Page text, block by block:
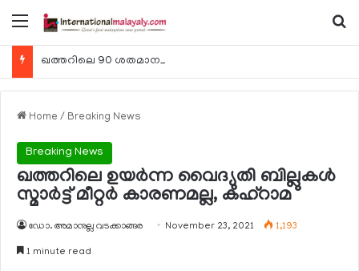
Menu
Home / Breaking News
Breaking News
ഖത്തറിലെ ഉയര്‍ന്ന വൈദ്യുതി ബില്ലുകള്‍
സ്മാര്‍ട്ട് മീറ്റര്‍ കാരണമല്ല, കഹ്‌റാമ
ഡോ. അമാനുല്ല വടക്കാങ്ങര November 23, 2021 1,193
1 minute read